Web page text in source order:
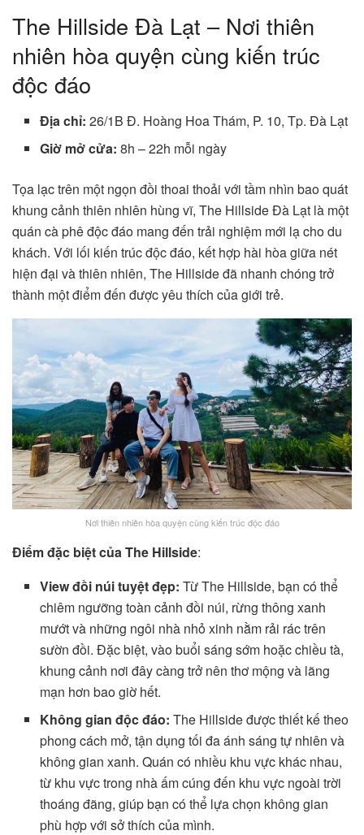
The Hillside Đà Lạt – Nơi thiên
nhiên hòa quyện cùng kiến trúc
độc đáo
Địa chỉ: 26/1B Đ. Hoàng Hoa Thám, P. 10, Tp. Đà Lạt
Giờ mở cửa: 8h – 22h mỗi ngày
Tọa lạc trên một ngọn đồi thoai thoải với tầm nhìn bao quát
khung cảnh thiên nhiên hùng vĩ, The Hillside Đà Lạt là một
quán cà phê độc đáo mang đến trải nghiệm mới lạ cho du
khách. Với lối kiến trúc độc đáo, kết hợp hài hòa giữa nét
hiện đại và thiên nhiên, The Hillside đã nhanh chóng trở
thành một điểm đến được yêu thích của giới trẻ.
Nơi thiên nhiên hòa quyện cùng kiến trúc độc đáo
Điểm đặc biệt của The Hillside:
View đồi núi tuyệt đẹp: Từ The Hillside, bạn có thể
chiêm ngưỡng toàn cảnh đồi núi, rừng thông xanh
mướt và những ngôi nhà nhỏ xinh nằm rải rác trên
sườn đồi. Đặc biệt, vào buổi sáng sớm hoặc chiều tà,
khung cảnh nơi đây càng trở nên thơ mộng và lãng
mạn hơn bao giờ hết.
Không gian độc đáo: The Hillside được thiết kế theo
phong cách mở, tận dụng tối đa ánh sáng tự nhiên và
không gian xanh. Quán có nhiều khu vực khác nhau,
từ khu vực trong nhà ấm cúng đến khu vực ngoài trời
thoáng đãng, giúp bạn có thể lựa chọn không gian
phù hợp với sở thích của mình.